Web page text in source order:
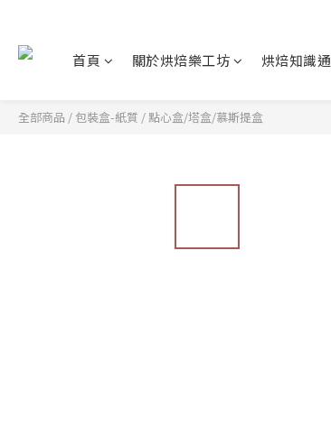
首頁 關於烘焙樂工坊 烘焙知識通
全部商品 / 包裝盒-紙質 / 點心盒/塔盒/慕斯提盒